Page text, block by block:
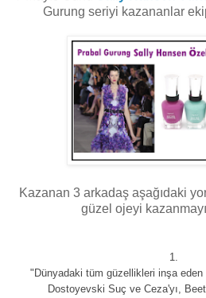
Gurung seriyi kazananlar
Kazanan 3 arkadaş aşağıdaki
güzel ojeyi
1.
"Dünyadaki tüm güzellikleri inşa
Dostoyevski Suç ve Ceza'yı,